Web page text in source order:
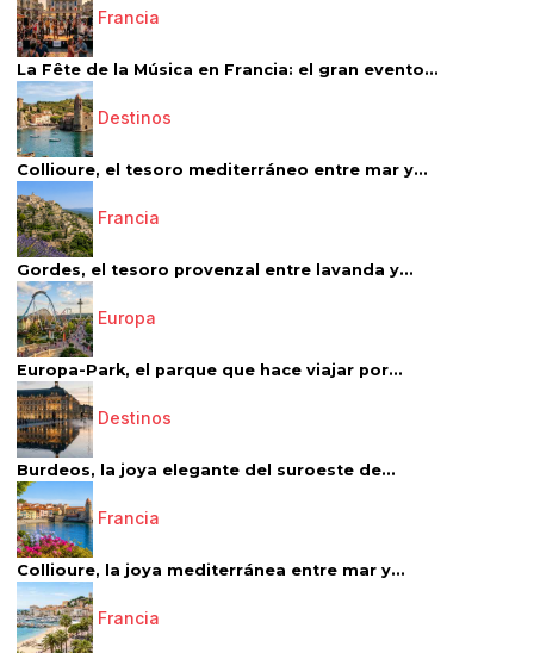
Francia
La Fête de la Música en Francia: el gran evento...
Destinos
Collioure, el tesoro mediterráneo entre mar y...
Francia
Gordes, el tesoro provenzal entre lavanda y...
Europa
Europa-Park, el parque que hace viajar por...
Destinos
Burdeos, la joya elegante del suroeste de...
Francia
Collioure, la joya mediterránea entre mar y...
Francia